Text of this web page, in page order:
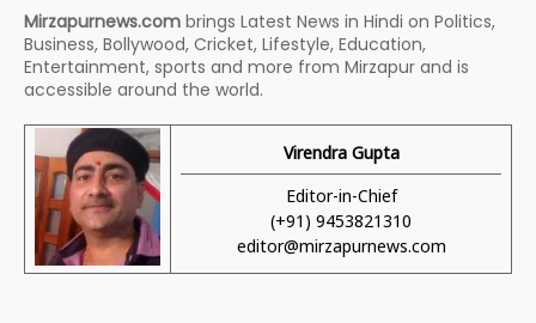
Mirzapurnews.com brings Latest News in Hindi on Politics,
Business, Bollywood, Cricket, Lifestyle, Education,
Entertainment, sports and more from Mirzapur and is
accessible around the world.
Virendra Gupta
Editor-in-Chief
(+91) 9453821310
editor@mirzapurnews.com